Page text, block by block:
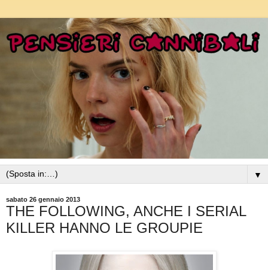
▼
sabato 26 gennaio 2013
THE FOLLOWING, ANCHE I SERIAL
KILLER HANNO LE GROUPIE